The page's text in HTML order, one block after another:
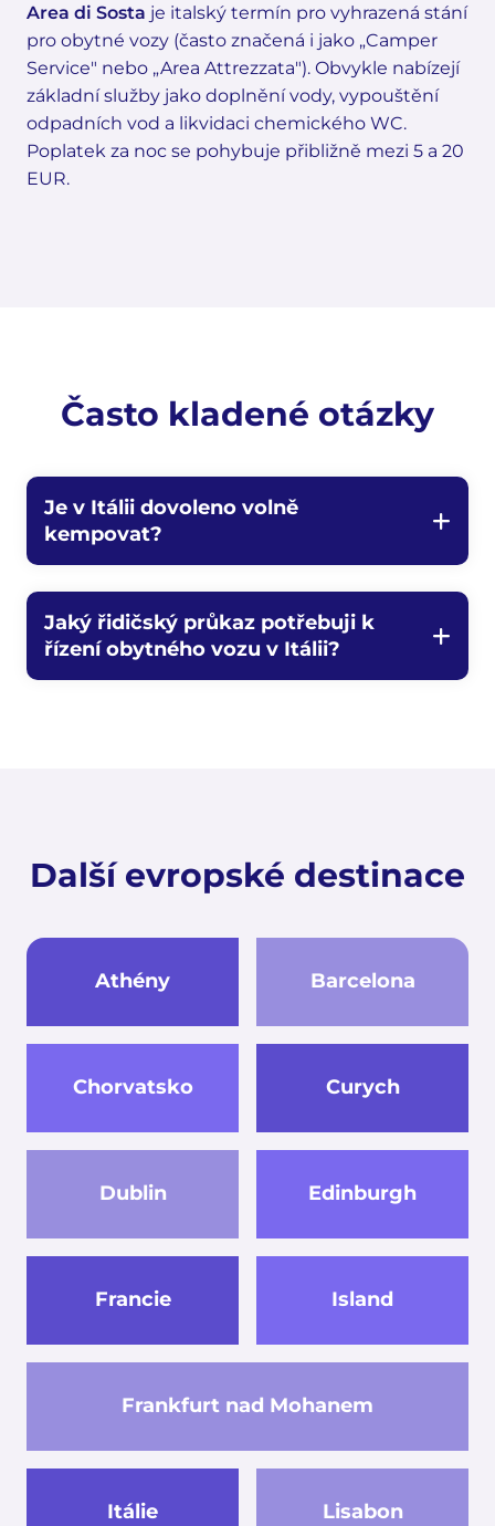
Area di Sosta je italský termín pro vyhrazená stání
pro obytné vozy (často značená i jako „Camper
Service" nebo „Area Attrezzata"). Obvykle nabízejí
základní služby jako doplnění vody, vypouštění
odpadních vod a likvidaci chemického WC.
Poplatek za noc se pohybuje přibližně mezi 5 a 20
EUR.
Často kladené otázky
Je v Itálii dovoleno volně
kempovat?
Jaký řidičský průkaz potřebuji k
řízení obytného vozu v Itálii?
Další evropské destinace
Athény Barcelona
Chorvatsko Curych
Dublin Edinburgh
Francie
Frankfurt nad Mohanem
Island
Itálie Lisabon